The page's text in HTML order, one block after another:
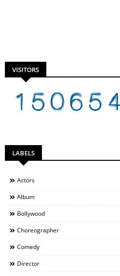
VISITORS
LABELS
Actors
Album
Bollywood
Choreographer
Comedy
Director